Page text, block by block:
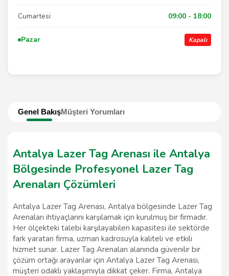
Genel BakışMüşteri Yorumları
Antalya Lazer Tag Arenası ile Antalya
Bölgesinde Profesyonel Lazer Tag
Arenaları Çözümleri
Antalya Lazer Tag Arenası, Antalya bölgesinde Lazer Tag
Arenaları ihtiyaçlarını karşılamak için kurulmuş bir firmadır.
Her ölçekteki talebi karşılayabilen kapasitesi ile sektörde
fark yaratan firma, uzman kadrosuyla kaliteli ve etkili
hizmet sunar. Lazer Tag Arenaları alanında güvenilir bir
çözüm ortağı arayanlar için Antalya Lazer Tag Arenası,
müşteri odaklı yaklaşımıyla dikkat çeker. Firma, Antalya
Cumartesi 09:00 - 18:00
Pazar Kapalı